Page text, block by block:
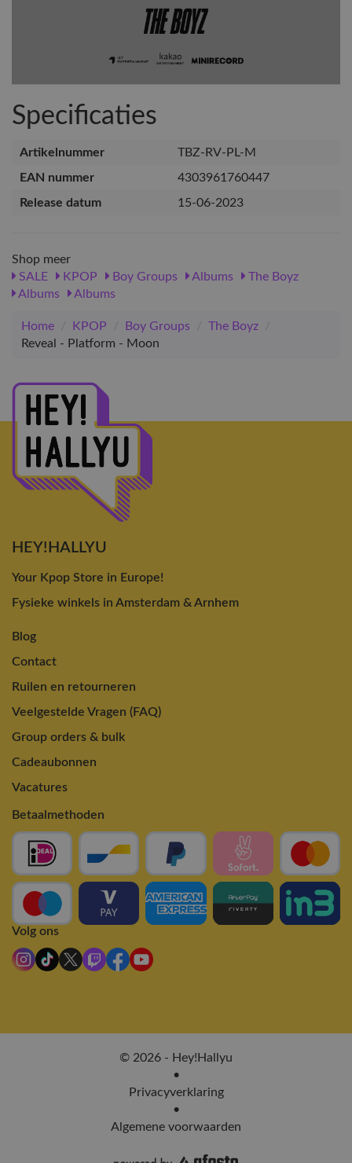
Specificaties
Artikelnummer
TBZ-RV-PL-M
EAN nummer
4303961760447
Release datum
15-06-2023
Shop meer
SALE
KPOP Boy Groups Albums
The Boyz
Albums
Albums
Home / KPOP / Boy Groups / The Boyz
/
Reveal - Platform - Moon
HEY!HALLYU
Your Kpop Store in Europe!
Fysieke winkels in Amsterdam & Arnhem
Blog
Contact
Ruilen en retourneren
Veelgestelde Vragen (FAQ)
Group orders & bulk
Cadeaubonnen
Vacatures
Betaalmethoden
Volg ons
© 2026 - Hey!Hallyu
•
Privacyverklaring
•
Algemene voorwaarden